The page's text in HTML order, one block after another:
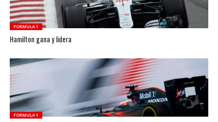
FORMULA 1
Hamilton gana y lidera
FORMULA 1